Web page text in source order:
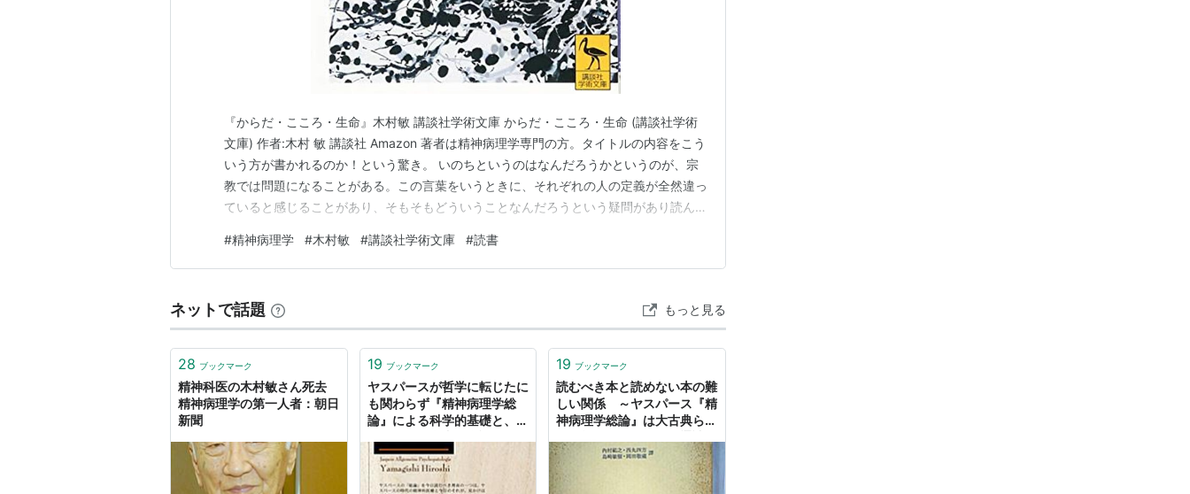
『からだ・こころ・生命』木村敏 講談社学術文庫 からだ・こころ・生命 (講談社学術
文庫) 作者:木村 敏 講談社 Amazon 著者は精神病理学専門の方。タイトルの内容をこう
いう方が書かれるのか！という驚き。 いのちというのはなんだろうかというのが、宗
教では問題になることがある。この言葉をいうときに、それぞれの人の定義が全然違っ
ていると感じることがあり、そもそもどういうことなんだろうという疑問があり読んで
にもかかわらず普通のなんも考えてない人間がおおおおお！と唸るような表現で解説し
てくれる。 これは境界が接するところ…
#精神病理学 #木村敏 #講談社学術文庫 #読書
ネットで話題 もっと見る
28 ブックマーク
精神科医の木村敏さん死去
精神病理学の第一人者：朝日
新聞
19 ブックマーク
ヤスパースが哲学に転じたに
も関わらず『精神病理学総
論』による科学的基礎と、フ
らも多岐に思想的影響を与え
た精神分析 - 日々是〆〆吟味
19 ブックマーク
読むべき本と読めない本の難
しい関係 ～ヤスパース『精
神病理学総論』は大古典らし
されないらしい - 日々是〆〆
吟味